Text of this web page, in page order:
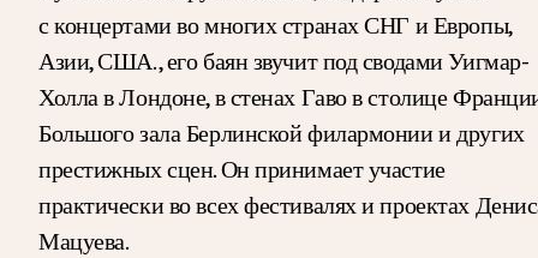
с концертами во многих странах СНГ и Европы,
Азии, США., его баян звучит под сводами Уигмар-
Холла в Лондоне, в стенах Гаво в столице
Большого зала Берлинской филармонии и других
престижных сцен. Он принимает участие
практически во всех фестивалях и проектах
Мацуева.